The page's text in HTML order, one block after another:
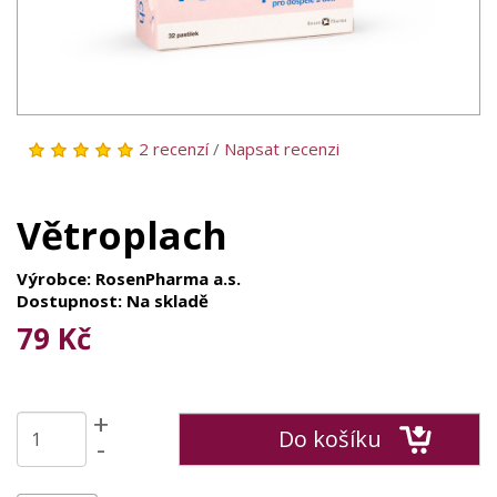
2 recenzí/ Napsat recenzi
Větroplach
Výrobce: RosenPharma a.s.
Dostupnost: Na skladě
79 Kč
+
- Do košíku